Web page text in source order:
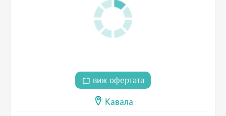
виж офертата
Кавала